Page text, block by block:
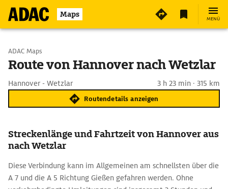
Maps MENÜ
Start wählen
ADAC Maps
Route von Hannover nach Wetzlar
Hannover - Wetzlar 3 h 23 min · 315 km
Routendetails anzeigen
Streckenlänge und Fahrtzeit von Hannover aus
nach Wetzlar
Diese Verbindung kann im Allgemeinen am schnellsten über die
A 7 und die A 5 Richtung Gießen gefahren werden. Ohne